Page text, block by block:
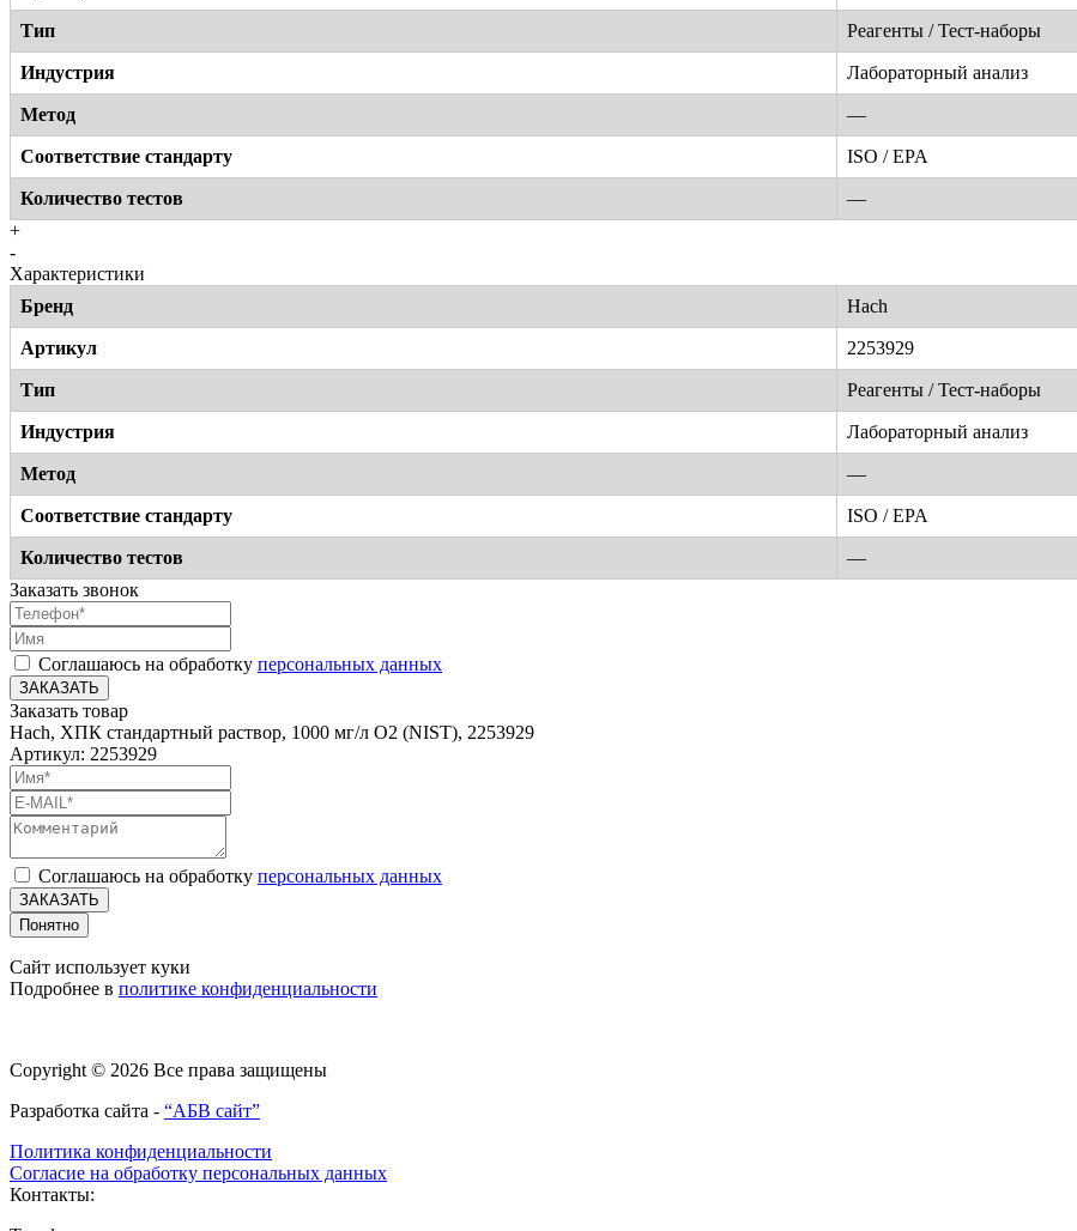
Тип Реагенты / Тест-наборы
Индустрия Лабораторный анализ
Метод —
Соответствие стандарту ISO / EPA
Количество тестов
—
+
-
Характеристики
Бренд
Hach
Артикул 2253929
Тип Реагенты / Тест-наборы
Индустрия Лабораторный анализ
Метод —
Соответствие стандарту ISO / EPA
Количество тестов
—
Заказать звонок
Соглашаюсь на обработку персональных данных
ЗАКАЗАТЬ
Заказать товар
Hach, ХПК стандартный раствор, 1000 мг/л O2 (NIST), 2253929
Артикул: 2253929
Соглашаюсь на обработку персональных данных
ЗАКАЗАТЬ
Понятно
Сайт использует куки
Подробнее в политике конфиденциальности
Copyright © 2026 Все права защищены
Разработка сайта - “АБВ сайт”
Политика конфиденциальности
Согласие на обработку персональных данных
Контакты: